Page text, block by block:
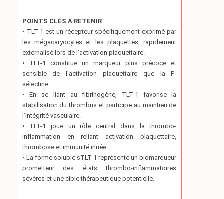
POINTS CLÉS À RETENIR
• TLT-1 est un récepteur spécifiquement exprimé par
les mégacaryocytes et les plaquettes, rapidement
externalisé lors de l’activation plaquettaire.
• TLT-1 constitue un marqueur plus précoce et
sensible de l’activation plaquettaire que la P-
sélectine.
• En se liant au fibrinogène, TLT-1 favorise la
stabilisation du thrombus et participe au maintien de
l’intégrité vasculaire.
• TLT-1 joue un rôle central dans la thrombo-
inflammation en reliant activation plaquettaire,
thrombose et immunité innée.
• La forme soluble sTLT-1 représente un biomarqueur
prometteur des états thrombo-inflammatoires
sévères et une cible thérapeutique potentielle.